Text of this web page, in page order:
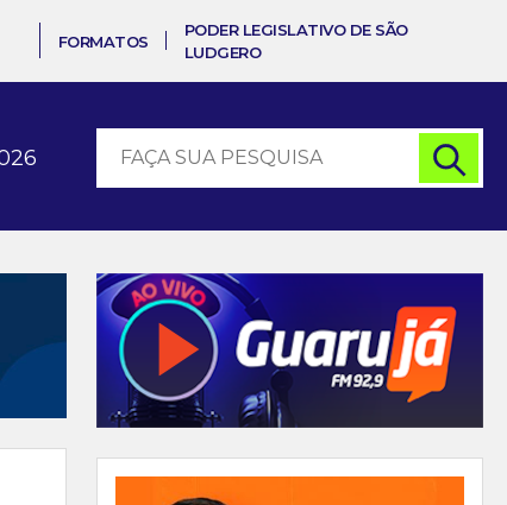
FORMATOS
PODER LEGISLATIVO DE SÃO
LUDGERO